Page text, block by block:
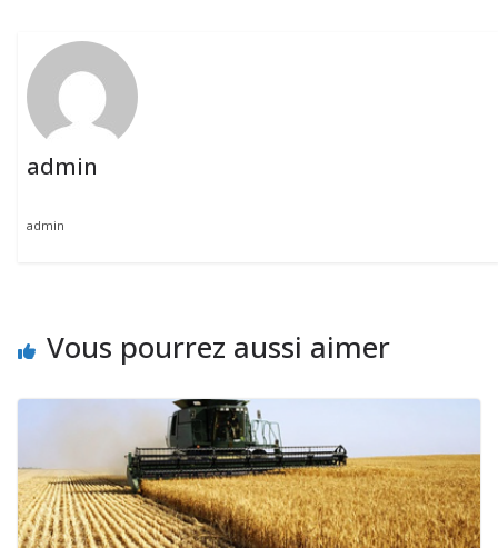
admin
admin
Vous pourrez aussi aimer